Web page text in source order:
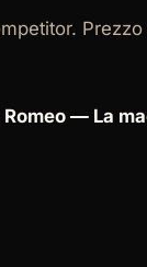
Prezzo
— La